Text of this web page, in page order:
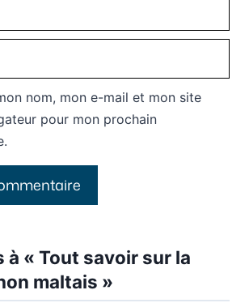
nom, mon e-mail et mon site
pour mon prochain
à « Tout savoir sur la
maltais »